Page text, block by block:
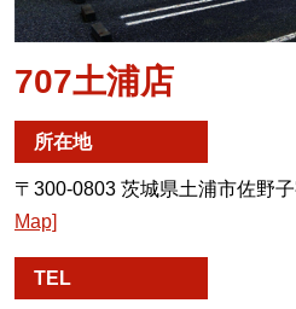
707土浦店
所在地
〒300-0803 茨城県土浦市佐野
Map]
TEL